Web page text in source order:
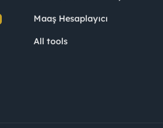
Maaş Hesaplayıcı
All tools